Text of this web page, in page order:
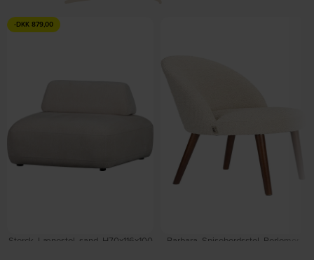
-DKK 879,00
Sterck, Lænestol, sand, H70x116x100
Barbara, Spisebordsstol, Perlemor,